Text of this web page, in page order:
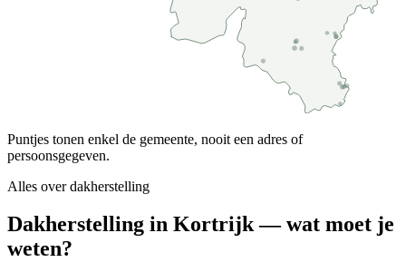
Puntjes tonen enkel de gemeente, nooit een adres of
persoonsgegeven.
Alles overdakherstelling
Dakherstelling in Kortrijk — wat moet je
weten?